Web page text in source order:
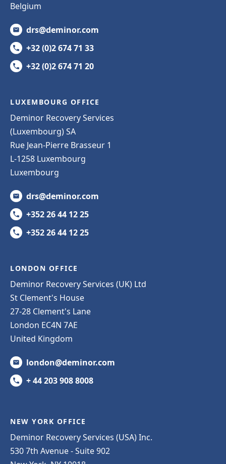
Belgium
drs@deminor.com
+32 (0)2 674 71 33
+32 (0)2 674 71 20
LUXEMBOURG OFFICE
Deminor Recovery Services
(Luxembourg) SA
Rue Jean-Pierre Brasseur 1
L-1258 Luxembourg
Luxembourg
drs@deminor.com
+352 26 44 12 25
+352 26 44 12 25
LONDON OFFICE
Deminor Recovery Services (UK) Ltd
St Clement's House
27-28 Clement's Lane
London EC4N 7AE
United Kingdom
london@deminor.com
+ 44 203 908 8008
NEW YORK OFFICE
Deminor Recovery Services (USA) Inc.
530 7th Avenue - Suite 902